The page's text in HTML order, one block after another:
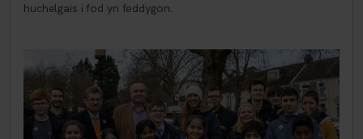
huchelgais i fod yn feddygon.